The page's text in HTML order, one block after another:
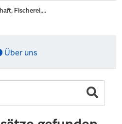
Fischerei,...
Über uns